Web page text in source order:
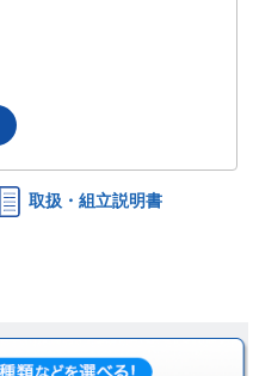
取扱・組立説明書